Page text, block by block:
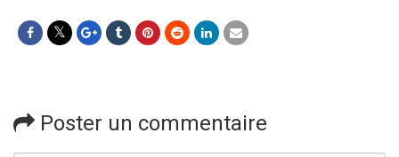
Poster un commentaire